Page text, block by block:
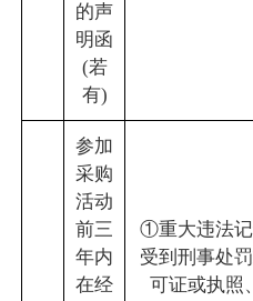
的声
明函
(若
有)
参加
采购
活动
前三
年内
在经
①重大违法
受到刑事处
可证或执照